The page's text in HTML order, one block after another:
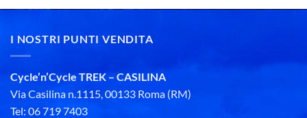
I NOSTRI PUNTI VENDITA
Cycle’n’Cycle TREK – CASILINA
Via Casilina n.1115, 00133 Roma (RM)
Tel: 06 719 7403